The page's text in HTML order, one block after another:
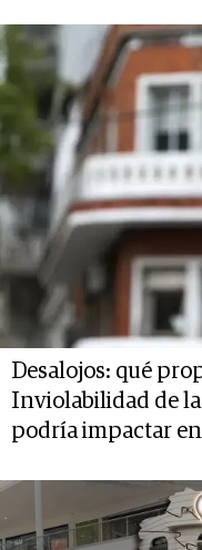
Desalojos: qué
Inviolabilidad de
podría impactar